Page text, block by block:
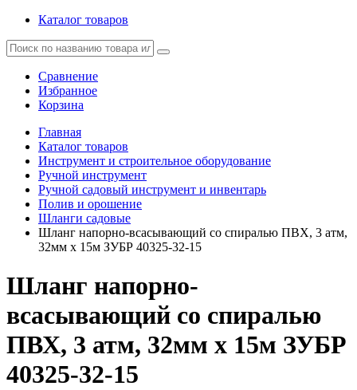
Каталог товаров
Сравнение
Избранное
Корзина
Главная
Каталог товаров
Инструмент и строительное оборудование
Ручной инструмент
Ручной садовый инструмент и инвентарь
Полив и орошение
Шланги садовые
Шланг напорно-всасывающий со спиралью ПВХ, 3 атм,
32мм х 15м ЗУБР 40325-32-15
Шланг напорно-
всасывающий со спиралью
ПВХ, 3 атм, 32мм х 15м ЗУБР
40325-32-15